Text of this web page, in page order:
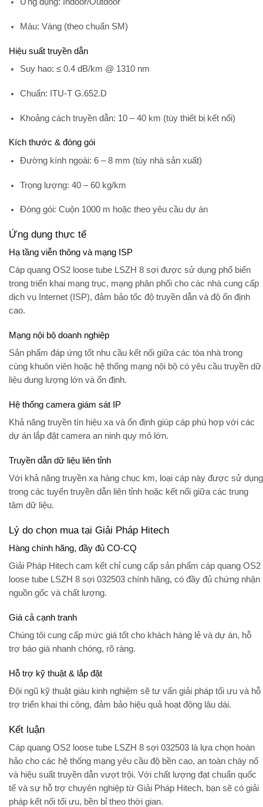
Màu: Vàng (theo chuẩn SM)
Hiệu suất truyền dẫn
Suy hao: ≤ 0.4 dB/km @ 1310 nm
Chuẩn: ITU-T G.652.D
Khoảng cách truyền dẫn: 10 – 40 km (tùy thiết bị kết nối)
Kích thước & đóng gói
Đường kính ngoài: 6 – 8 mm (tùy nhà sản xuất)
Trọng lượng: 40 – 60 kg/km
Đóng gói: Cuộn 1000 m hoặc theo yêu cầu dự án
Ứng dụng thực tế
Hạ tầng viễn thông và mạng ISP
Cáp quang OS2 loose tube LSZH 8 sợi được sử dụng phổ biến
trong triển khai mạng trục, mạng phân phối cho các nhà cung cấp
dịch vụ Internet (ISP), đảm bảo tốc độ truyền dẫn và độ ổn định
cao.
Mạng nội bộ doanh nghiệp
Sản phẩm đáp ứng tốt nhu cầu kết nối giữa các tòa nhà trong
cùng khuôn viên hoặc hệ thống mạng nội bộ có yêu cầu truyền dữ
liệu dung lượng lớn và ổn định.
Hệ thống camera giám sát IP
Khả năng truyền tín hiệu xa và ổn định giúp cáp phù hợp với các
dự án lắp đặt camera an ninh quy mô lớn.
Truyền dẫn dữ liệu liên tỉnh
Với khả năng truyền xa hàng chục km, loại cáp này được sử dụng
trong các tuyến truyền dẫn liên tỉnh hoặc kết nối giữa các trung
tâm dữ liệu.
Lý do chọn mua tại Giải Pháp Hitech
Hàng chính hãng, đầy đủ CO-CQ
Giải Pháp Hitech cam kết chỉ cung cấp sản phẩm cáp quang OS2
loose tube LSZH 8 sợi 032503 chính hãng, có đầy đủ chứng nhận
nguồn gốc và chất lượng.
Giá cả cạnh tranh
Chúng tôi cung cấp mức giá tốt cho khách hàng lẻ và dự án, hỗ
trợ báo giá nhanh chóng, rõ ràng.
Hỗ trợ kỹ thuật & lắp đặt
Đội ngũ kỹ thuật giàu kinh nghiệm sẽ tư vấn giải pháp tối ưu và hỗ
trợ triển khai thi công, đảm bảo hiệu quả hoạt động lâu dài.
Kết luận
Cáp quang OS2 loose tube LSZH 8 sợi 032503 là lựa chọn hoàn
hảo cho các hệ thống mạng yêu cầu độ bền cao, an toàn cháy nổ
và hiệu suất truyền dẫn vượt trội. Với chất lượng đạt chuẩn quốc
tế và sự hỗ trợ chuyên nghiệp từ Giải Pháp Hitech, bạn sẽ có giải
pháp kết nối tối ưu, bền bỉ theo thời gian.